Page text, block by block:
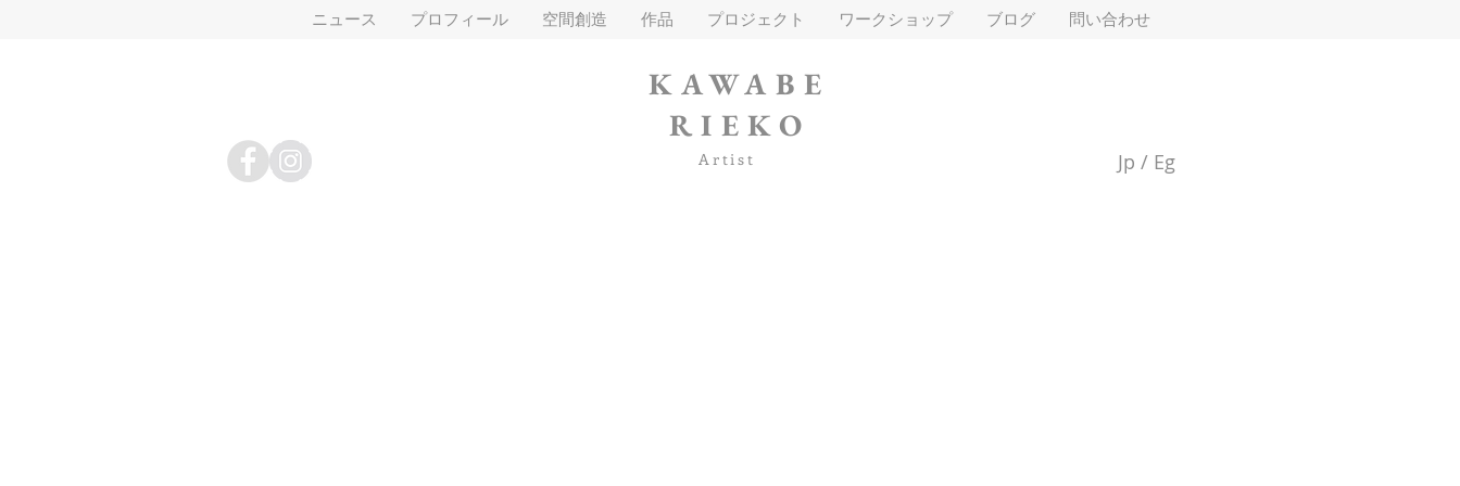
ニュース プロフィール 空間創造 作品 プロジェクト ワークショップ ブログ 問い合わせ
KAWABE
RIEKO
Artist Jp / Eg